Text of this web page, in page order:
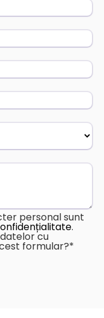
personal sunt
.
cu
formular?*